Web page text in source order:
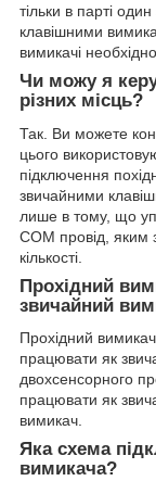
тільки в парті
клавішними
вимикачі
Чи можу я
різних місць?
Так. Ви можете
цього
підключення
звичайними
лише в тому, що
COM провід, яким
кількості.
Прохідний
звичайний
Прохідний
працювати як
двохсенсорного
працювати як
вимикач.
Яка схема
вимикача?